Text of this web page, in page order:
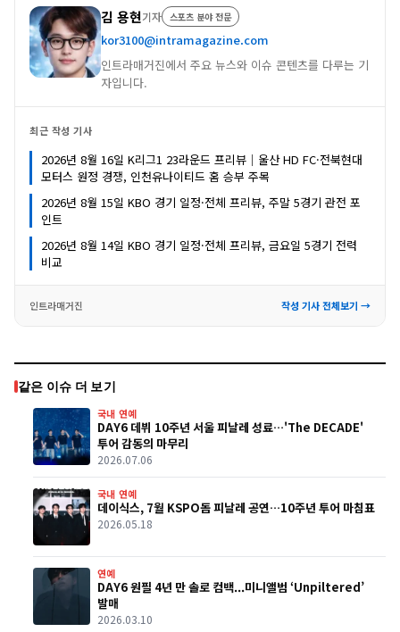
김 용현기자 스포츠 분야 전문
kor3100@intramagazine.com
인트라매거진에서 주요 뉴스와 이슈 콘텐츠를 다루는 기
자입니다.
최근 작성 기사
2026년 8월 16일 K리그1 23라운드 프리뷰｜울산 HD FC·전북현대
모터스 원정 경쟁, 인천유나이티드 홈 승부 주목
2026년 8월 15일 KBO 경기 일정·전체 프리뷰, 주말 5경기 관전 포
인트
2026년 8월 14일 KBO 경기 일정·전체 프리뷰, 금요일 5경기 전력
비교
인트라매거진 작성 기사 전체보기 →
같은 이슈 더 보기
국내 연예
DAY6 데뷔 10주년 서울 피날레 성료…'The DECADE'
투어 감동의 마무리
2026.07.06
국내 연예
데이식스, 7월 KSPO돔 피날레 공연…10주년 투어 마침표
2026.05.18
연예
DAY6 원필 4년 만 솔로 컴백...미니앨범 ‘Unpiltered’
발매
2026.03.10